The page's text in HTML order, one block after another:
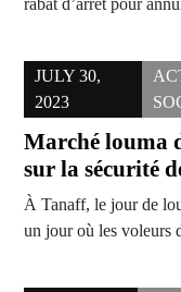
rabat d’arrêt pour
JULY 30,
2023
Marché louma
sur la sécurité
À Tanaff, le jour de
un jour où les